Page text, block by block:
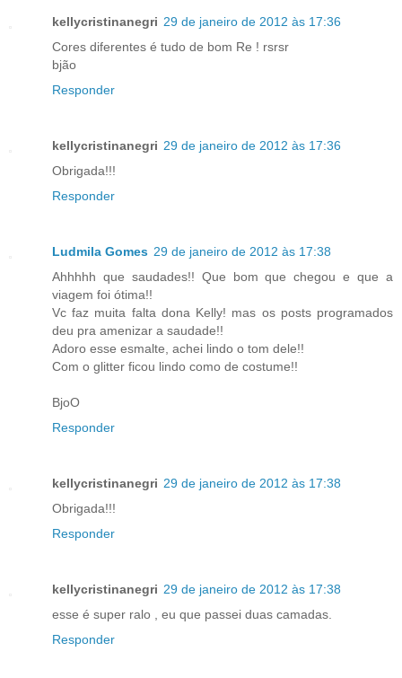
kellycristinanegri 29 de janeiro de 2012 às 17:36
Cores diferentes é tudo de bom Re ! rsrsr
bjão
Responder
kellycristinanegri 29 de janeiro de 2012 às 17:36
Obrigada!!!
Responder
Ludmila Gomes 29 de janeiro de 2012 às 17:38
Ahhhhh que saudades!! Que bom que chegou e que a
viagem foi ótima!!
Vc faz muita falta dona Kelly! mas os posts programados
deu pra amenizar a saudade!!
Adoro esse esmalte, achei lindo o tom dele!!
Com o glitter ficou lindo como de costume!!
BjoO
Responder
kellycristinanegri 29 de janeiro de 2012 às 17:38
Obrigada!!!
Responder
kellycristinanegri 29 de janeiro de 2012 às 17:38
esse é super ralo , eu que passei duas camadas.
Responder